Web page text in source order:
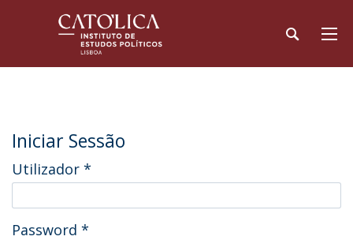
Iniciar Sessão
Utilizador *
Password *